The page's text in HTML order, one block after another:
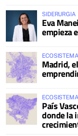
Eva
empieza
Madrid,
País
donde la